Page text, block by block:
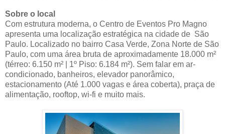
Sobre o local
Com estrutura moderna, o Centro de Eventos Pro Magno
apresenta uma localização estratégica na cidade de São
Paulo. Localizado no bairro Casa Verde, Zona Norte de São
Paulo, com uma área bruta de aproximadamente 18.000 m²
(térreo: 6.150 m² | 1º Piso: 6.184 m²). Sem falar em ar-
condicionado, banheiros, elevador panorâmico,
estacionamento (Até 1.000 vagas e área coberta), praça de
alimentação, rooftop, wi-fi e muito mais.